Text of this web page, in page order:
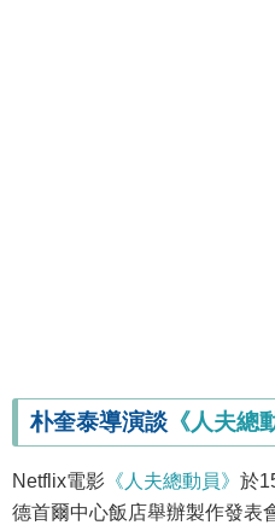
朴奎泰導演談 《人夫總
Netflix電影 《人夫總動員》 於
德首爾中心飯店舉辦製作發表